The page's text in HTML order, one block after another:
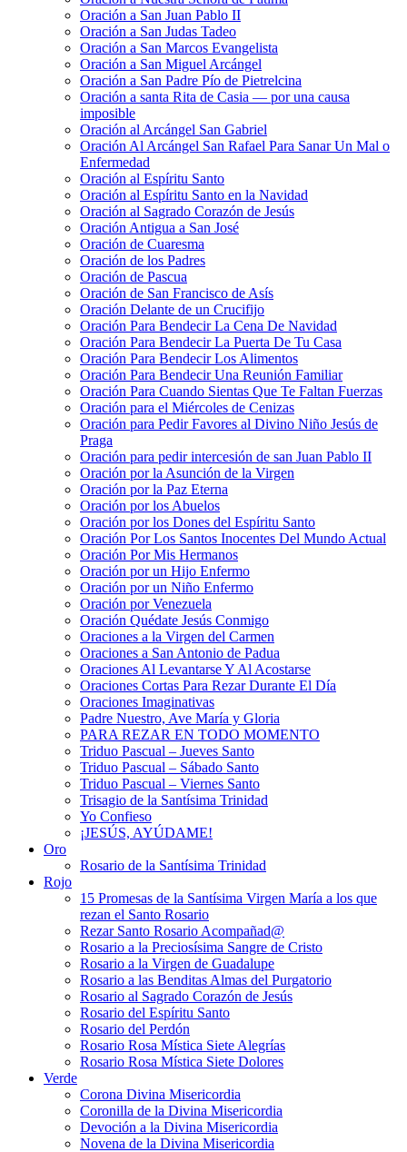
Oración a San Juan Pablo II
Oración a San Judas Tadeo
Oración a San Marcos Evangelista
Oración a San Miguel Arcángel
Oración a San Padre Pío de Pietrelcina
Oración a santa Rita de Casia — por una causa
imposible
Oración al Arcángel San Gabriel
Oración Al Arcángel San Rafael Para Sanar Un Mal o
Enfermedad
Oración al Espíritu Santo
Oración al Espíritu Santo en la Navidad
Oración al Sagrado Corazón de Jesús
Oración Antigua a San José
Oración de Cuaresma
Oración de los Padres
Oración de Pascua
Oración de San Francisco de Asís
Oración Delante de un Crucifijo
Oración Para Bendecir La Cena De Navidad
Oración Para Bendecir La Puerta De Tu Casa
Oración Para Bendecir Los Alimentos
Oración Para Bendecir Una Reunión Familiar
Oración Para Cuando Sientas Que Te Faltan Fuerzas
Oración para el Miércoles de Cenizas
Oración para Pedir Favores al Divino Niño Jesús de
Praga
Oración para pedir intercesión de san Juan Pablo II
Oración por la Asunción de la Virgen
Oración por la Paz Eterna
Oración por los Abuelos
Oración por los Dones del Espíritu Santo
Oración Por Los Santos Inocentes Del Mundo Actual
Oración Por Mis Hermanos
Oración por un Hijo Enfermo
Oración por un Niño Enfermo
Oración por Venezuela
Oración Quédate Jesús Conmigo
Oraciones a la Virgen del Carmen
Oraciones a San Antonio de Padua
Oraciones Al Levantarse Y Al Acostarse
Oraciones Cortas Para Rezar Durante El Día
Oraciones Imaginativas
Padre Nuestro, Ave María y Gloria
PARA REZAR EN TODO MOMENTO
Triduo Pascual – Jueves Santo
Triduo Pascual – Sábado Santo
Triduo Pascual – Viernes Santo
Trisagio de la Santísima Trinidad
Yo Confieso
¡JESÚS, AYÚDAME!
Oro
Rosario de la Santísima Trinidad
Rojo
15 Promesas de la Santísima Virgen María a los que
rezan el Santo Rosario
Rezar Santo Rosario Acompañad@
Rosario a la Preciosísima Sangre de Cristo
Rosario a la Virgen de Guadalupe
Rosario a las Benditas Almas del Purgatorio
Rosario al Sagrado Corazón de Jesús
Rosario del Espíritu Santo
Rosario del Perdón
Rosario Rosa Mística Siete Alegrías
Rosario Rosa Mística Siete Dolores
Verde
Corona Divina Misericordia
Coronilla de la Divina Misericordia
Devoción a la Divina Misericordia
Novena de la Divina Misericordia